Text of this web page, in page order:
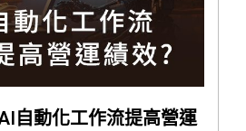
自動化工作流提高營運